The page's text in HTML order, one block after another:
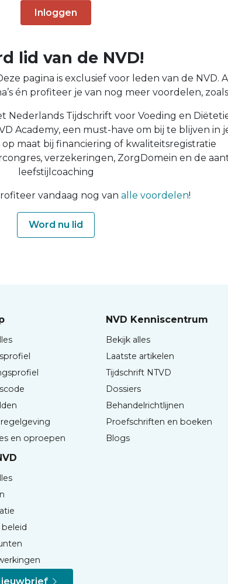
Inloggen
lid van de NVD!
pagina is exclusief voor leden van de NVD.
én profiteer je van nog meer voordelen,
Nederlands Tijdschrift voor Voeding en
Academy, een must-have om bij te blijven in
op maat bij financiering of kwaliteitsregistratie
verzekeringen, ZorgDomein en de
leefstijlcoaching
vandaag nog van alle voordelen!
Word nu lid
en oproepen
NVD Kenniscentrum
Bekijk alles
Laatste artikelen
Tijdschrift NTVD
Dossiers
Behandelrichtlijnen
Proefschriften en boeken
Blogs
beleid